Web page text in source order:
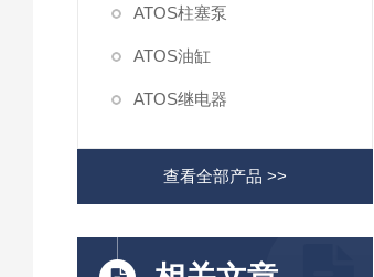
ATOS柱塞泵
ATOS油缸
ATOS继电器
查看全部产品 >>